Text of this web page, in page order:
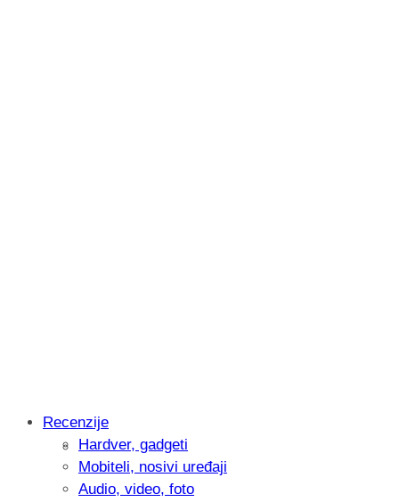
Intervju: Goran Jović, fotograf -
Recenzije
Hardver, gadgeti
Mobiteli, nosivi uređaji
Audio, video, foto